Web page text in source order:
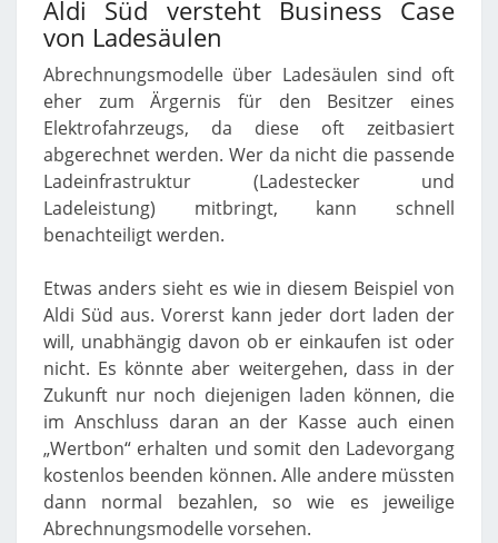
Aldi Süd versteht Business Case
von Ladesäulen
Abrechnungsmodelle über Ladesäulen sind oft
eher zum Ärgernis für den Besitzer eines
Elektrofahrzeugs, da diese oft zeitbasiert
abgerechnet werden. Wer da nicht die passende
Ladeinfrastruktur (Ladestecker und
Ladeleistung) mitbringt, kann schnell
benachteiligt werden.
Etwas anders sieht es wie in diesem Beispiel von
Aldi Süd aus. Vorerst kann jeder dort laden der
will, unabhängig davon ob er einkaufen ist oder
nicht. Es könnte aber weitergehen, dass in der
Zukunft nur noch diejenigen laden können, die
im Anschluss daran an der Kasse auch einen
„Wertbon“ erhalten und somit den Ladevorgang
kostenlos beenden können. Alle andere müssten
dann normal bezahlen, so wie es jeweilige
Abrechnungsmodelle vorsehen.